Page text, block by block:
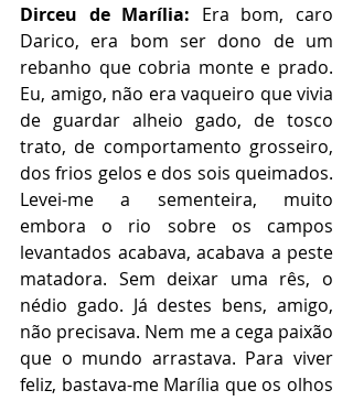
Dirceu de Marília: Era bom, caro
Darico, era bom ser dono de um
rebanho que cobria monte e prado.
Eu, amigo, não era vaqueiro que vivia
de guardar alheio gado, de tosco
trato, de comportamento grosseiro,
dos frios gelos e dos sois queimados.
Levei-me a sementeira, muito
embora o rio sobre os campos
levantados acabava, acabava a peste
matadora. Sem deixar uma rês, o
nédio gado. Já destes bens, amigo,
não precisava. Nem me a cega paixão
que o mundo arrastava. Para viver
feliz, bastava-me Marília que os olhos